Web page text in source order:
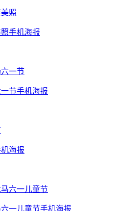
手机海报
节手机海报
海报
一儿童节手机海报